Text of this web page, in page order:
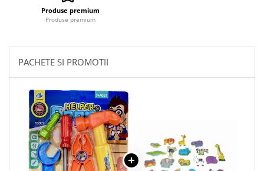
Produse premium
Produse premium
PACHETE SI PROMOTII